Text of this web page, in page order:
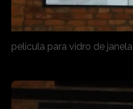
película para vidro de janela